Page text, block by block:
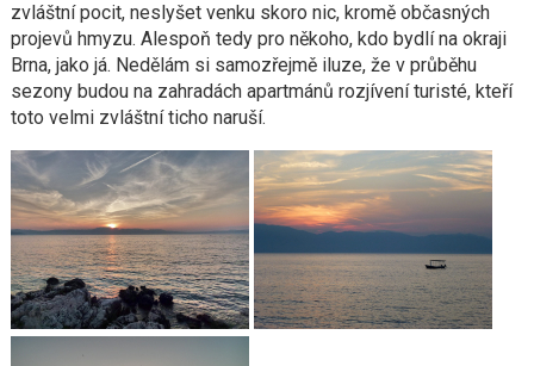
zvláštní pocit, neslyšet venku skoro nic, kromě občasných
projevů hmyzu. Alespoň tedy pro někoho, kdo bydlí na okraji
Brna, jako já. Nedělám si samozřejmě iluze, že v průběhu
sezony budou na zahradách apartmánů rozjívení turisté, kteří
toto velmi zvláštní ticho naruší.